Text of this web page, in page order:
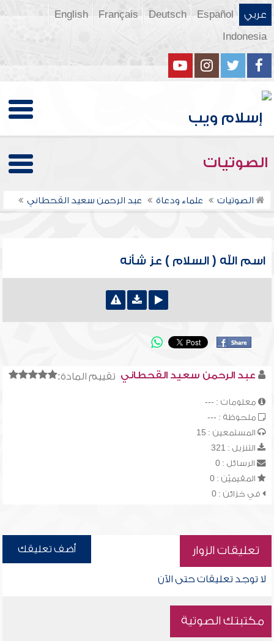
عربي Español
Deutsch
Français
English
Indonesia
الصوتيات
الصوتيات علماء ودعاة عبد الرحمن سعيد القحطاني
اسم الله ( السلام ) عز شأنه
تقييم المادة: عبد الرحمن سعيد القحطاني
معلومات : ---
ملحوظة : ---
المستمعين : 15
التنزيل : 321
الرسائل : 0
المقيميّن : 0
في خزائن : 0
تعليقات الزوار أضف تعليقك
لا توجد تعليقات حتى الآن
مكتبتك الصوتية